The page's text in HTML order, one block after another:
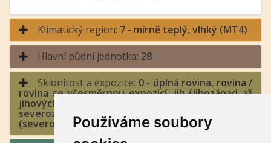
Používáme soubory
Klimatický region: 7 - mírně teplý, vlhký (MT4)
Hlavní půdní jednotka: 28
Sklonitost a expozice: 0 - úplná rovina, rovina /
rovina se všesměrnou expozicí, jih (jihozápad až
jihovýchod), východ a západ (jihozápad až
severozápad, jihovýchod až severovýchod), sever
(severozápad až severovýchod)